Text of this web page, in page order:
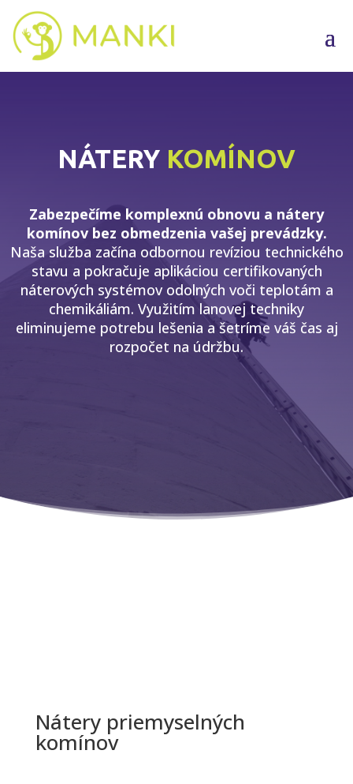
NÁTERY KOMÍNOV
Zabezpečíme komplexnú obnovu a nátery
komínov bez obmedzenia vašej prevádzky.
Naša služba začína odbornou revíziou technického
stavu a pokračuje aplikáciou certifikovaných
náterových systémov odolných voči teplotám a
chemikáliám. Využitím lanovej techniky
eliminujeme potrebu lešenia a šetríme váš čas aj
rozpočet na údržbu.
Nátery priemyselných
komínov